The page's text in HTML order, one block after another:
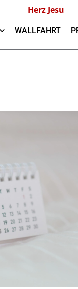
Herz Jesu
WALLFAHRT